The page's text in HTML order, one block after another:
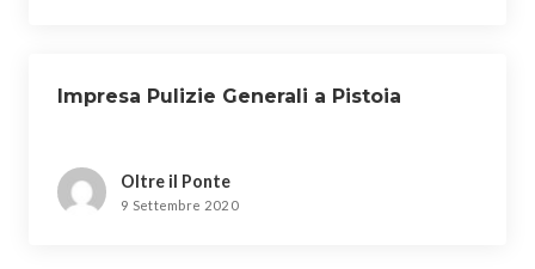
Impresa Pulizie Generali a Pistoia
Oltre il Ponte
9 Settembre 2020